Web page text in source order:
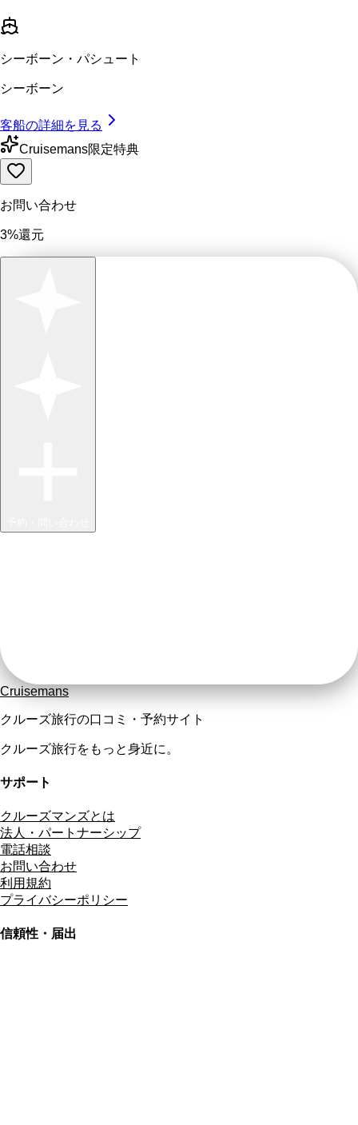
シーボーン・パシュート
シーボーン
客船の詳細を見る
Cruisemans限定特典
お問い合わせ
3%還元
Cruisemans
クルーズ旅行の口コミ・予約サイト
クルーズ旅行をもっと身近に。
サポート
クルーズマンズとは
法人・パートナーシップ
電話相談
お問い合わせ
利用規約
プライバシーポリシー
信頼性・届出